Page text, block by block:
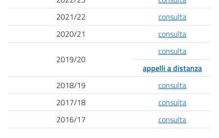
2021/22
consulta
2020/21
consulta
2019/20
consulta
appelli a distanza
2018/19
consulta
2017/18
consulta
2016/17
consulta